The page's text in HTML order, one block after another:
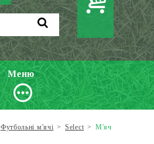
Меню
Футбольні м'ячі > Select > М'яч для